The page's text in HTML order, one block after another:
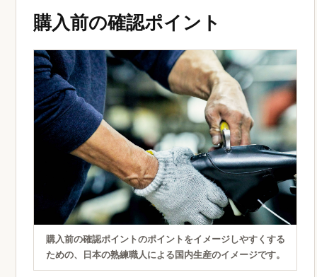
購入前の確認ポイント
購入前の確認ポイントのポイントをイメージしやすくする
ための、日本の熟練職人による国内生産のイメージです。